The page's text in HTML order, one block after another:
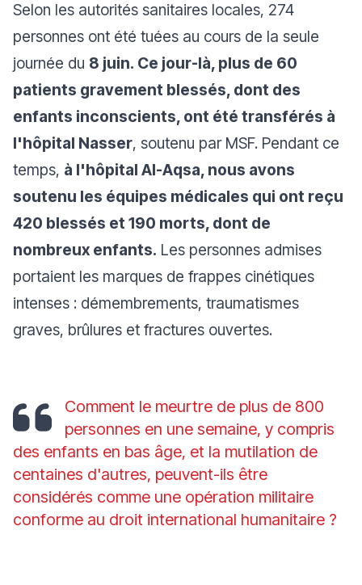
Selon les autorités sanitaires locales, 274
personnes ont été tuées au cours de la seule
journée du 8 juin. Ce jour-là, plus de 60
patients gravement blessés, dont des
enfants inconscients, ont été transférés à
l'hôpital Nasser, soutenu par MSF. Pendant ce
temps, à l'hôpital Al-Aqsa, nous avons
soutenu les équipes médicales qui ont reçu
420 blessés et 190 morts, dont de
nombreux enfants. Les personnes admises
portaient les marques de frappes cinétiques
intenses : démembrements, traumatismes
graves, brûlures et fractures ouvertes.
Comment le meurtre de plus de 800
personnes en une semaine, y compris
des enfants en bas âge, et la mutilation de
centaines d'autres, peuvent-ils être
considérés comme une opération militaire
conforme au droit international humanitaire ?